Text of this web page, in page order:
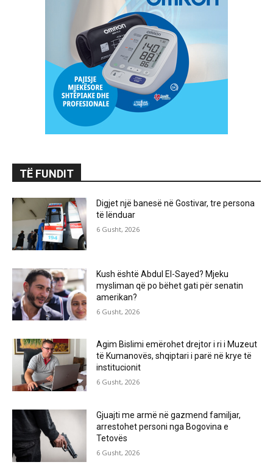
TË FUNDIT
Digjet një banesë në Gostivar, tre persona
të lënduar
6 Gusht, 2026
Kush është Abdul El-Sayed? Mjeku
mysliman që po bëhet gati për senatin
amerikan?
6 Gusht, 2026
Agim Bislimi emërohet drejtor i ri i Muzeut
të Kumanovës, shqiptari i parë në krye të
institucionit
6 Gusht, 2026
Gjuajti me armë në gazmend familjar,
arrestohet personi nga Bogovina e
Tetovës
6 Gusht, 2026